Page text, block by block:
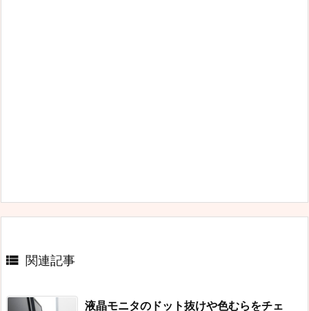
 関連記事
液晶モニタのドット抜けや色むらをチェ